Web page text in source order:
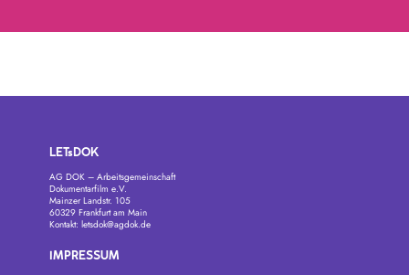
LETsDOK
AG DOK – Arbeitsgemeinschaft
Dokumentarfilm e.V.
Mainzer Landstr. 105
60329 Frankfurt am Main
Kontakt: letsdok@agdok.de
IMPRESSUM